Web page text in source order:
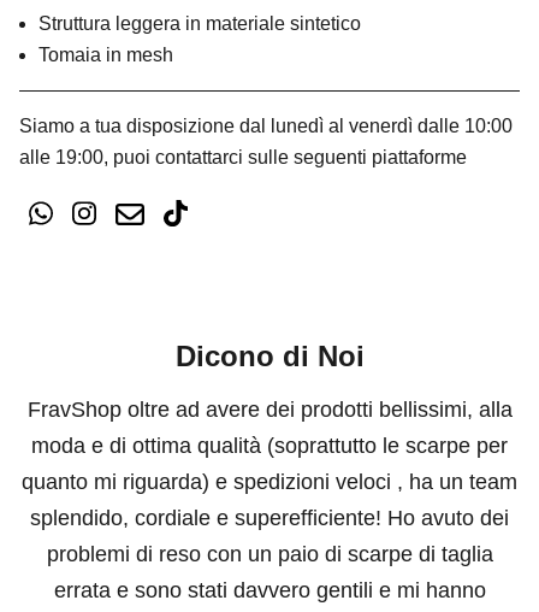
Struttura leggera in materiale sintetico
Tomaia in mesh
Siamo a tua disposizione dal lunedì al venerdì dalle 10:00
alle 19:00, puoi contattarci sulle seguenti piattaforme
Dicono di Noi
FravShop oltre ad avere dei prodotti bellissimi, alla
moda e di ottima qualità (soprattutto le scarpe per
quanto mi riguarda) e spedizioni veloci , ha un team
splendido, cordiale e superefficiente! Ho avuto dei
problemi di reso con un paio di scarpe di taglia
errata e sono stati davvero gentili e mi hanno